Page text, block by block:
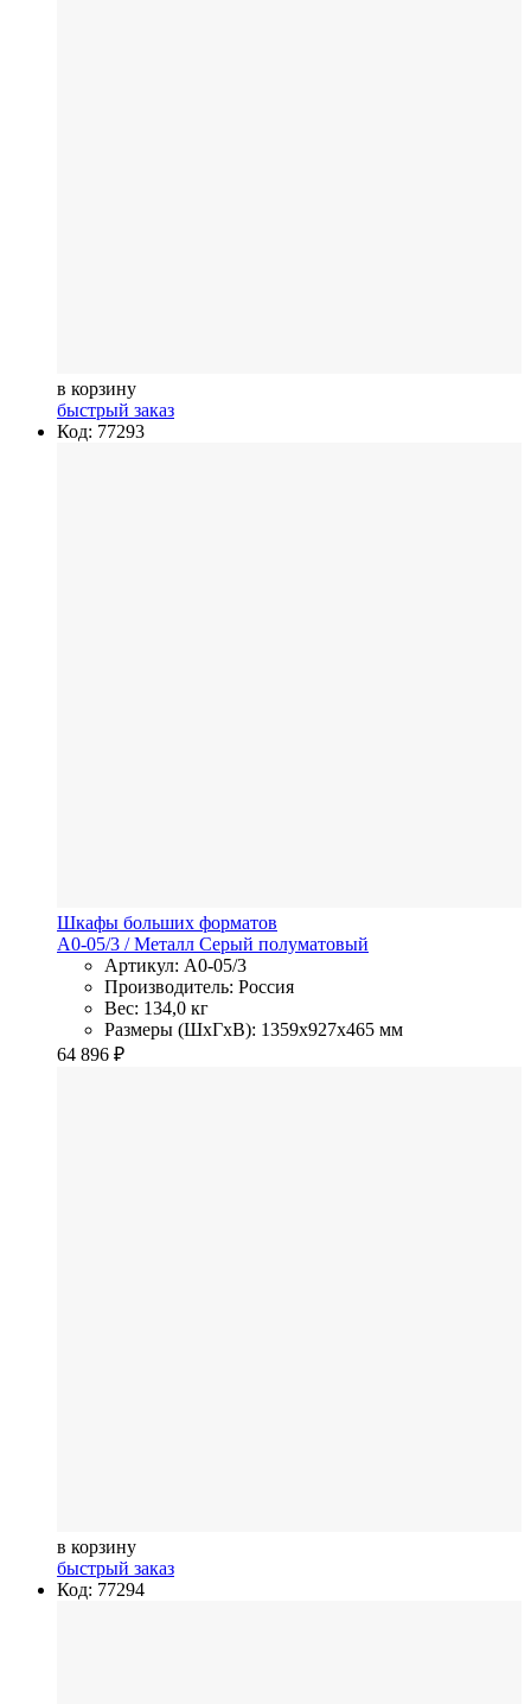
в корзину
быстрый заказ
Код: 77293
Шкафы больших форматов
A0-05/3 / Металл Серый полуматовый
Артикул: A0-05/3
Производитель: Россия
Вес: 134,0 кг
Размеры (ШхГхВ): 1359x927x465 мм
64 896 ₽
в корзину
быстрый заказ
Код: 77294